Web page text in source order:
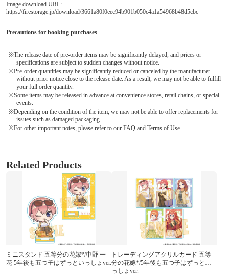
Image download URL:
https://firestorage.jp/download/3661a80f0eec94b901b050c4a1a54968b48d5cbc
Precautions for booking purchases
※The release date of pre-order items may be significantly delayed, and prices or
specifications are subject to sudden changes without notice.
※Pre-order quantities may be significantly reduced or canceled by the manufacturer
without prior notice close to the release date. As a result, we may not be able to fulfill
your full order quantity.
※Some items may be released in advance at convenience stores, retail chains, or special
events.
※Depending on the condition of the item, we may not be able to offer replacements for
issues such as damaged packaging.
※For other important notes, please refer to our FAQ and Terms of Use.
Related Products
ミニスタンド 五等分の花嫁*/中野 一
花 5年後も五つ子はずっといっしょver.
トレーディングアクリルカード 五等
分の花嫁*/5年後も五つ子はずっとい
っしょver.